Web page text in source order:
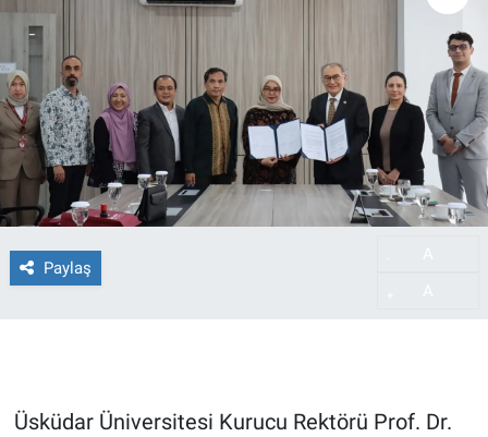
Paylaş
Üsküdar Üniversitesi Kurucu Rektörü Prof. Dr.